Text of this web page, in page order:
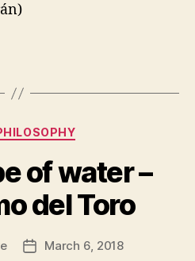
Categories
of water –
del Toro
PostMarch 6, 2018